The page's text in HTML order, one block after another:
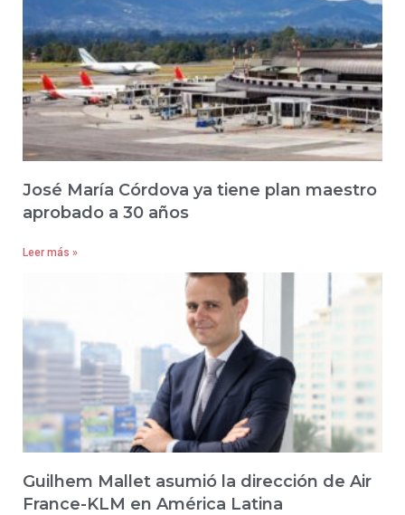
José María Córdova ya tiene plan maestro
aprobado a 30 años
Leer más »
Guilhem Mallet asumió la dirección de Air
France-KLM en América Latina